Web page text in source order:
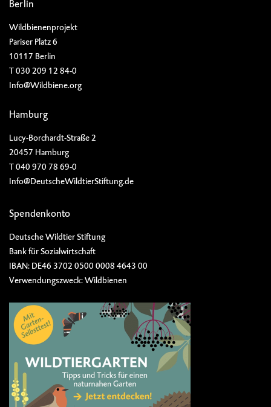
Berlin
Wildbienenprojekt
Pariser Platz 6
10117 Berlin
T 030 209 12 84-0
Info@Wildbiene.org
Hamburg
Lucy-Borchardt-Straße 2
20457 Hamburg
T 040 970 78 69-0
Info@DeutscheWildtierStiftung.de
Spendenkonto
Deutsche Wildtier Stiftung
Bank für Sozialwirtschaft
IBAN: DE46 3702 0500 0008 4643 00
Verwendungszweck: Wildbienen